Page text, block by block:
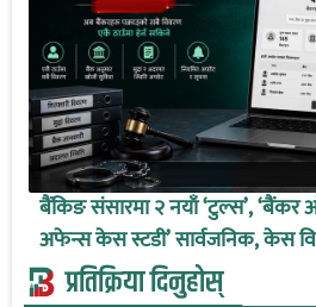
बैंकिङ संसारमा २ नयाँ ‘टुल्स’, ‘बैंकर
अफेन्स केस स्टडी’ सार्वजनिक, केस
प्रतिक्रिया दिनुहोस्